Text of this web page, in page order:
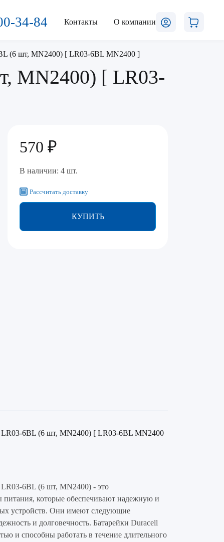
34-84 Контакты О компании
(6 шт, MN2400) [ LR03-6BL MN2400 ]
MN2400) [ LR03-
570 ₽
В наличии: 4 шт.
Рассчитать доставку
КУПИТЬ
6BL (6 шт, MN2400) [ LR03-6BL MN2400
6BL (6 шт, MN2400) - это
питания, которые обеспечивают надежную и
устройств. Они имеют следующие
и долговечность. Батарейки Duracell
и способны работать в течение длительного